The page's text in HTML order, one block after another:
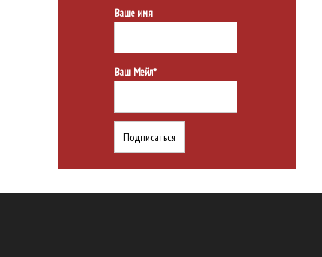
Ваше имя
Ваш Мейл*